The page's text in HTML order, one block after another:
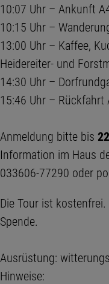
10:07 Uhr – Ankunft
10:15 Uhr –
13:00 Uhr – Kaffee,
Heidereiter- und
14:30 Uhr –
15:46 Uhr –
Anmeldung bitte bis
Information im Haus
033606-77290 oder
Die Tour ist
Spende.
Ausrüstung:
Hinweise: